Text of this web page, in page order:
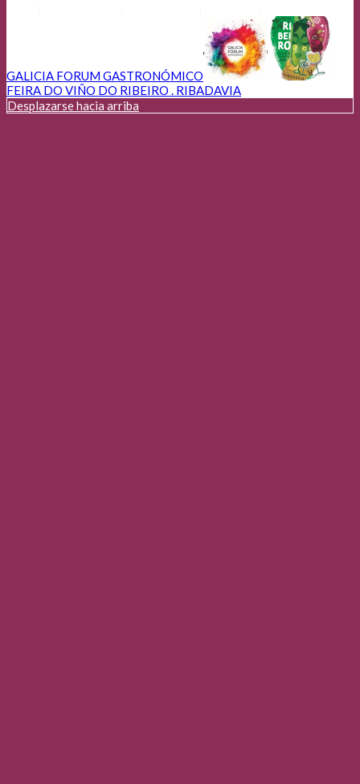
Privacidad
GALICIA FORUM GASTRONÓMICO
FEIRA DO VIÑO DO RIBEIRO . RIBADAVIA
Desplazarse hacia arriba